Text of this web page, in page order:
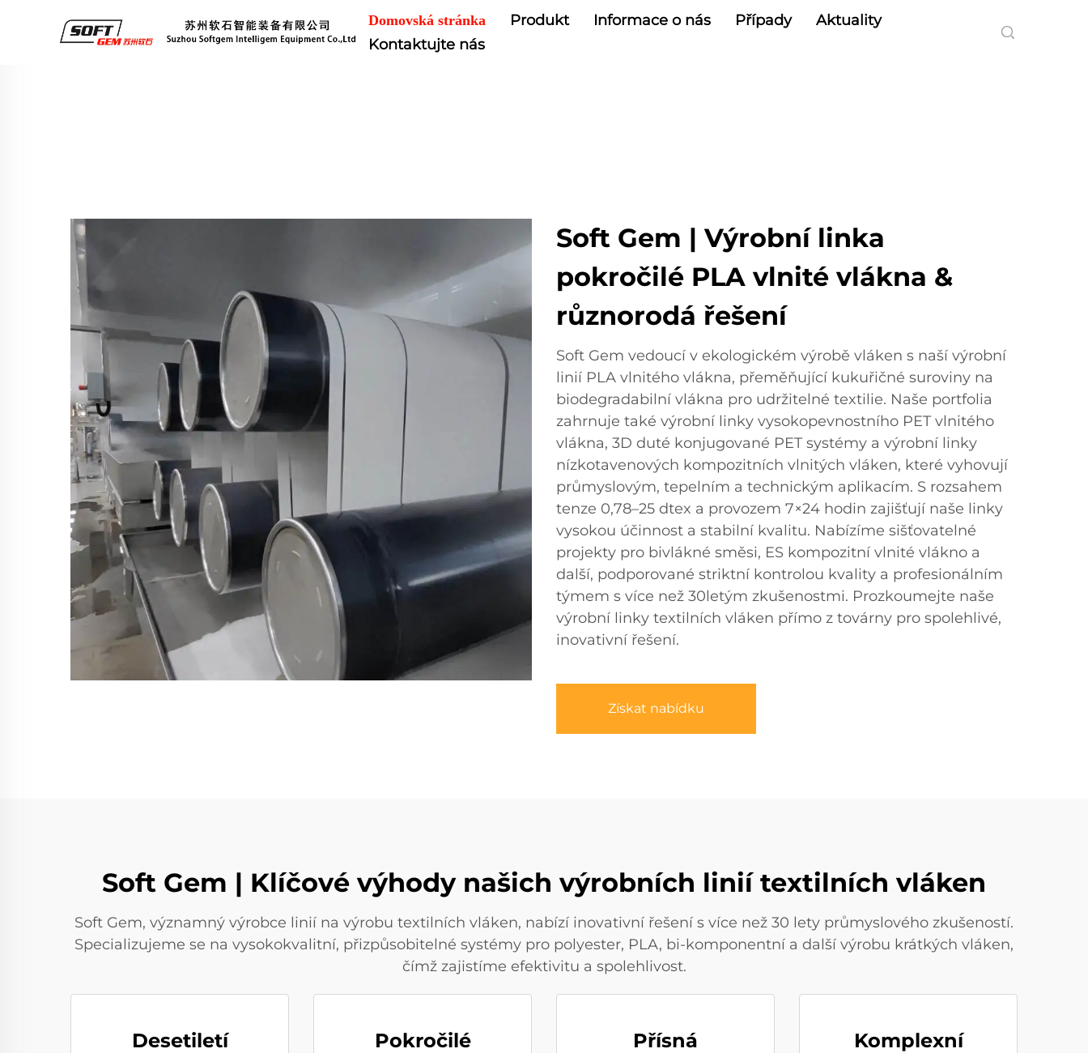
Domovská stránka Produkt Informace o nás Případy
Aktuality
Kontaktujte nás
Soft Gem | Výrobní linka
pokročilé PLA vlnité vlákna &
různorodá řešení
Soft Gem vedoucí v ekologickém výrobě vláken s naší výrobní
linií PLA vlnitého vlákna, přeměňující kukuřičné suroviny na
biodegradabilní vlákna pro udržitelné textilie. Naše portfolia
zahrnuje také výrobní linky vysokopevnostního PET vlnitého
vlákna, 3D duté konjugované PET systémy a výrobní linky
nízkotavenových kompozitních vlnitých vláken, které vyhovují
průmyslovým, tepelním a technickým aplikacím. S rozsahem
tenze 0,78–25 dtex a provozem 7×24 hodin zajišťují naše linky
vysokou účinnost a stabilní kvalitu. Nabízíme sišťovatelné
projekty pro bivlákné směsi, ES kompozitní vlnité vlákno a
další, podporované striktní kontrolou kvality a profesionálním
týmem s více než 30letým zkušenostmi. Prozkoumejte naše
výrobní linky textilních vláken přímo z továrny pro spolehlivé,
inovativní řešení.
Získat nabídku
Soft Gem | Klíčové výhody našich výrobních linií textilních vláken
Soft Gem, významný výrobce linií na výrobu textilních vláken, nabízí inovativní řešení s více než 30 lety průmyslového zkušeností.
Specializujeme se na vysokokvalitní, přizpůsobitelné systémy pro polyester, PLA, bi-komponentní a další výrobu krátkých vláken,
čímž zajistíme efektivitu a spolehlivost.
Desetiletí
Pokročilé
Přísná
Komplexní